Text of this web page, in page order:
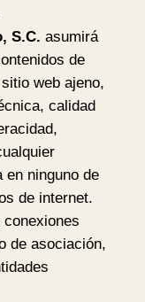
S.C. asumirá
de
web ajeno,
calidad
en ninguno de
de internet.
de asociación,